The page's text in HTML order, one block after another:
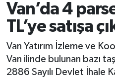
Van’da 4
TL’ye satışa
Van Yatırım İzleme ve
Van ilinde bulunan bazı
2886 Sayılı Devlet İhale
Ekonomi
Sağlık
Eğitim
Van Trafik Yoğunluk
Süper Lig Puan
Tüm Manşetler